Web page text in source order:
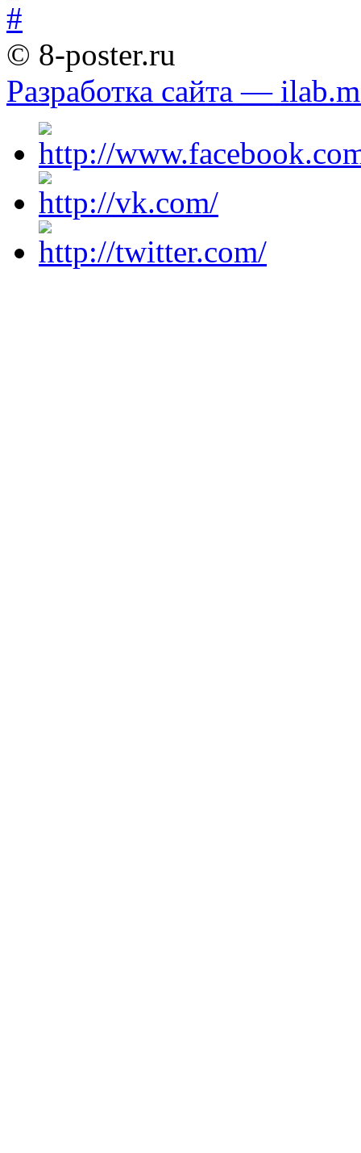
© 8-poster.ru
Разработка сайта —